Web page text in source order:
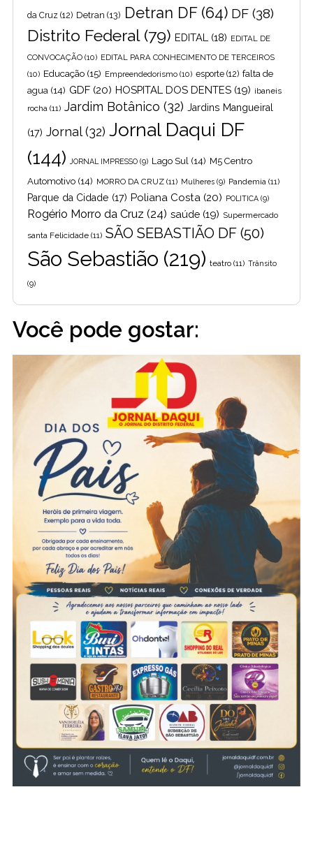
da Cruz (12) Detran (13) Detran DF(64) DF (38)
Distrito Federal(79) EDITAL (18) EDITAL DE
CONVOCAÇÃO (10) EDITAL PARA CONHECIMENTO DE TERCEIROS
(10) Educação (15) Empreendedorismo (10) esporte (12) falta de
agua (14) GDF (20) HOSPITAL DOS DENTES (19) ibaneis
rocha (11) Jardim Botânico (32) Jardins Mangueiral
(17) Jornal(32) Jornal Daqui DF
(144)
JORNAL IMPRESSO (9) Lago Sul (14) M5 Centro
Automotivo (14) MORRO DA CRUZ (11) Mulheres (9) Pandemia (11)
Parque da Cidade (17) Poliana Costa (20) POLITICA (9)
Rogério Morro da Cruz (24) saúde (19) Supermercado
santa Felicidade (11) SÃO SEBASTIÃO DF (50)
São Sebastião (219) teatro (11) Trânsito
(9)
Você pode gostar: